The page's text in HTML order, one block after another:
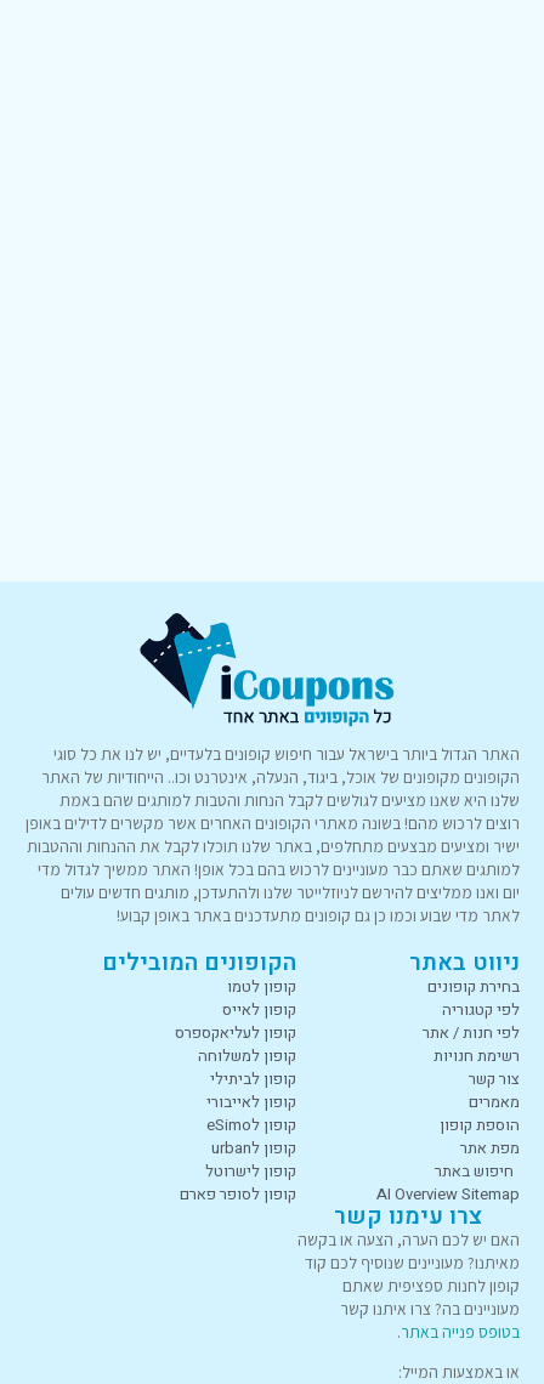
האתר הגדול ביותר בישראל עבור חיפוש קופונים בלעדיים, יש לנו את כל סוגי
הקופונים מקופונים של אוכל, ביגוד, הנעלה, אינטרנט וכו.. הייחודיות של האתר
שלנו היא שאנו מציעים לגולשים לקבל הנחות והטבות למותגים שהם באמת
רוצים לרכוש מהם! בשונה מאתרי הקופונים האחרים אשר מקשרים לדילים באופן
ישיר ומציעים מבצעים מתחלפים, באתר שלנו תוכלו לקבל את ההנחות וההטבות
למותגים שאתם כבר מעוניינים לרכוש בהם בכל אופן! האתר ממשיך לגדול מדי
יום ואנו ממליצים להירשם לניוזלייטר שלנו ולהתעדכן, מותגים חדשים עולים
לאתר מדי שבוע וכמו כן גם קופונים מתעדכנים באתר באופן קבוע!
ניווט באתר
בחירת קופונים
לפי קטגוריה
לפי חנות / אתר
רשימת חנויות
צור קשר
מאמרים
הוספת קופון
מפת אתר
חיפוש באתר
AI Overview Sitemap
הקופונים המובילים
קופון לטמו
קופון לאייס
קופון לעליאקספרס
קופון למשלוחה
קופון לביתילי
קופון לאייבורי
קופון לeSimo
קופון לurban
קופון לישרוטל
קופון לסופר פארם
צרו עימנו קשר
האם יש לכם הערה, הצעה או בקשה
מאיתנו? מעוניינים שנוסיף לכם קוד
קופון לחנות ספציפית שאתם
מעוניינים בה? צרו איתנו קשר
בטופס פנייה באתר.
או באמצעות המייל: